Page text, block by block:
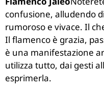
confusione, alludendo
rumoroso e vivace. Il
Il flamenco è grazia,
è una manifestazione
utilizza tutto, dai gesti
esprimerla.